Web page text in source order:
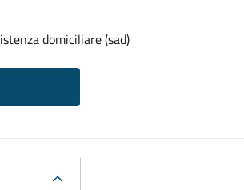
domiciliare (sad)